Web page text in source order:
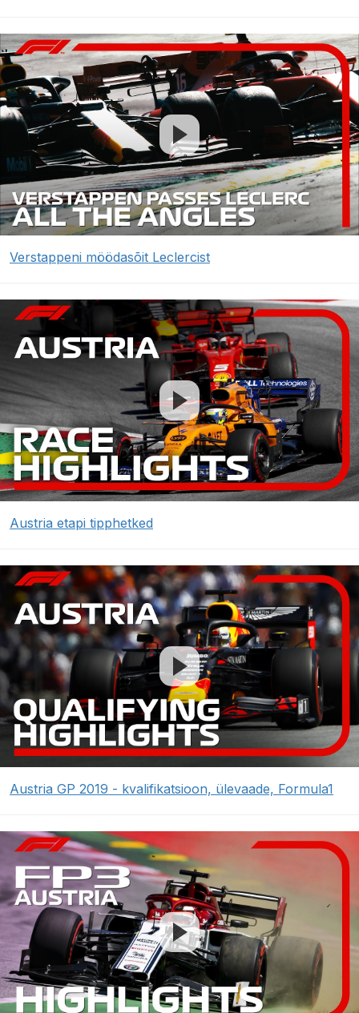
Verstappeni möödasõit Leclercist
Austria etapi tipphetked
Austria GP 2019 - kvalifikatsioon, ülevaade, Formula1